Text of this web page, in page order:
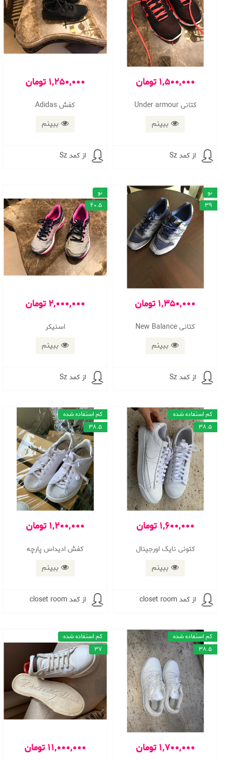
1,500,000 تومان
کتانی Under armour
ببینم
از کمد Sz
1,250,000 تومان
کفش Adidas
ببینم
از کمد Sz
1,350,000 تومان
کتانی New Balance
ببینم
نو
39
از کمد Sz
2,000,000 تومان
اسنیکر
ببینم
نو
40.5
از کمد Sz
1,600,000 تومان
کتونی نایک اورجینال
ببینم
کم استفاده شده
38.5
از کمد closet room
1,200,000 تومان
کفش ادیداس پارچه
ببینم
کم استفاده شده
38.5
از کمد closet room
1,700,000 تومان
کم استفاده شده
38.5
11,000,000 تومان
کم استفاده شده
37